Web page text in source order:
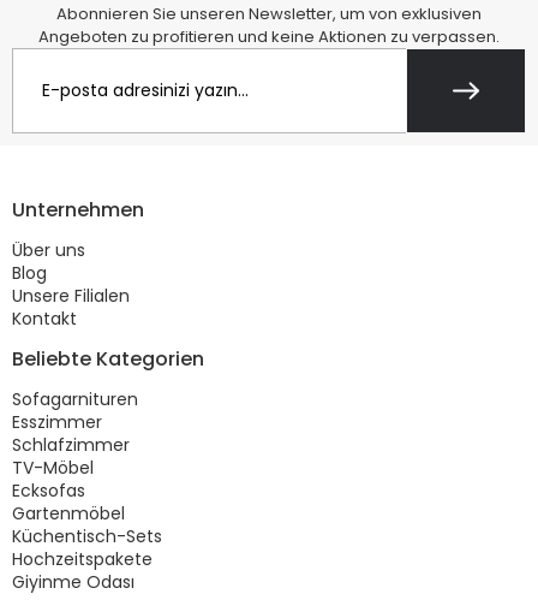
Abonnieren Sie unseren Newsletter, um von exklusiven
Angeboten zu profitieren und keine Aktionen zu verpassen.
Unternehmen
Über uns
Blog
Unsere Filialen
Kontakt
Beliebte Kategorien
Sofagarnituren
Esszimmer
Schlafzimmer
TV-Möbel
Ecksofas
Gartenmöbel
Küchentisch-Sets
Hochzeitspakete
Giyinme Odası